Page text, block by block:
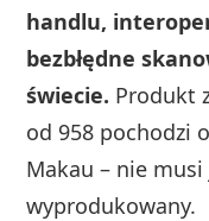
handlu,
bezbłędne
świecie. Produkt
od 958 pochodzi
Makau – nie
wyprodukowany.